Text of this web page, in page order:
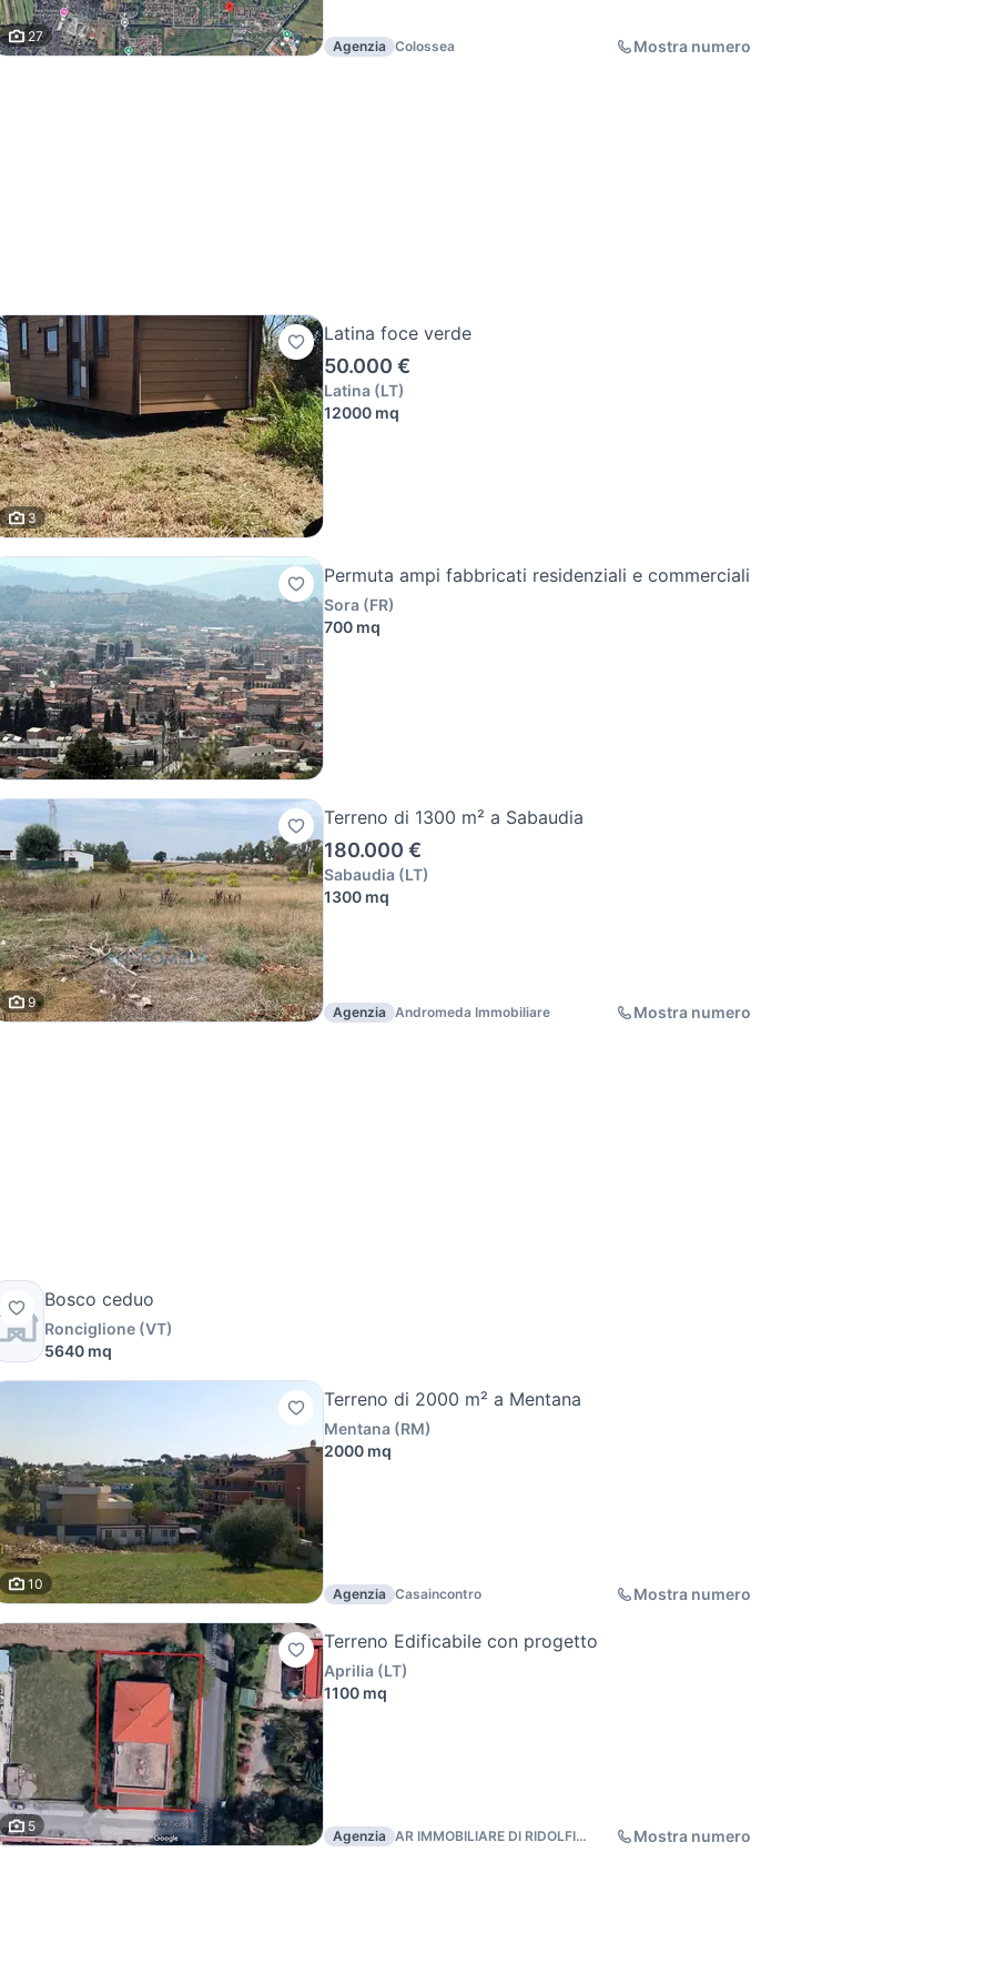
27
Agenzia Colossea Mostra numero
3
Latina foce verde
50.000 €
Latina (LT)
12000 mq
Permuta ampi fabbricati residenziali e commerciali
Sora (FR)
700 mq
9
Terreno di 1300 m² a Sabaudia
180.000 €
Sabaudia (LT)
1300 mq
Agenzia Andromeda Immobiliare Mostra numero
Bosco ceduo
Ronciglione (VT)
5640 mq
10
Terreno di 2000 m² a Mentana
Mentana (RM)
2000 mq
Agenzia Casaincontro Mostra numero
5
Terreno Edificabile con progetto
Aprilia (LT)
1100 mq
Agenzia AR IMMOBILIARE DI RIDOLFI
Mostra numero